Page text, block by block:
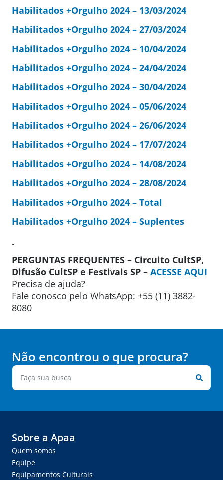
Habilitados +Orgulho 2024 – 13/03/2024
Habilitados +Orgulho 2024 – 27/03/2024
Habilitados +Orgulho 2024 – 10/04/2024
Habilitados +Orgulho 2024 – 24/04/2024
Habilitados +Orgulho 2024 – 30/04/2024
Habilitados +Orgulho 2024 – 05/06/2024
Habilitados +Orgulho 2024 – 26/06/2024
Habilitados +Orgulho 2024 – 17/07/2024
Habilitados +Orgulho 2024 – 14/08/2024
Habilitados +Orgulho 2024 – 28/08/2024
Habilitados +Orgulho 2024 – Total
Habilitados +Orgulho 2024 – Suplentes
PERGUNTAS FREQUENTES – Circuito CultSP,
Difusão CultSP e Festivais SP – ACESSE AQUI
Precisa de ajuda?
Fale conosco pelo WhatsApp: +55 (11) 3882-
8080
Não encontrou o que procura?
Sobre a Apaa
Quem somos
Equipe
Equipamentos Culturais